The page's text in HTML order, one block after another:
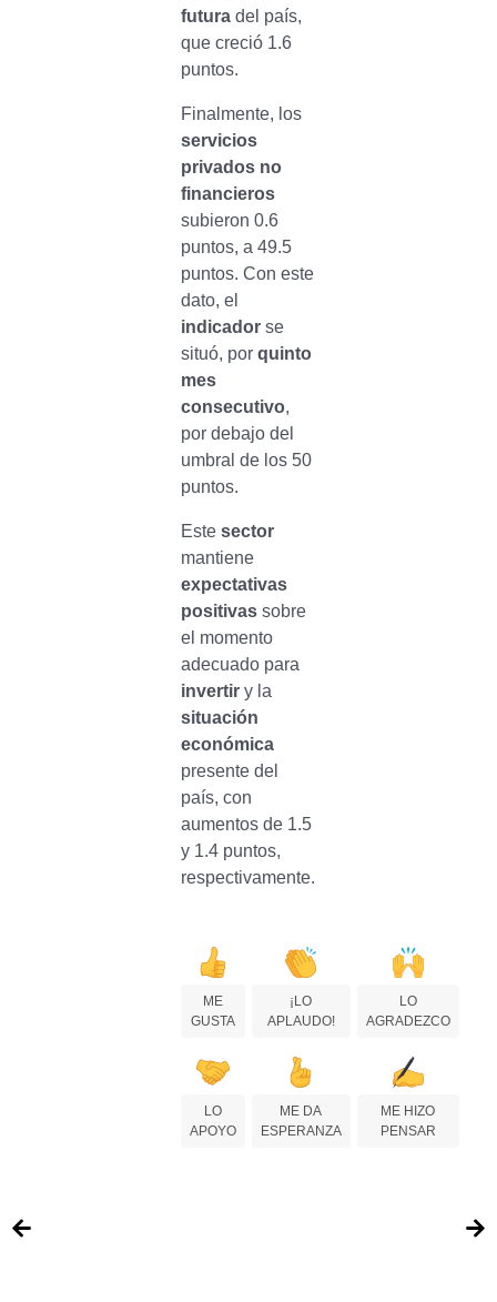
futuradel país,
que creció 1.6
puntos.
Finalmente, los
servicios
privados no
financieros
subieron 0.6
puntos, a 49.5
puntos. Con este
dato, el
indicadorse
situó, por quinto
mes
consecutivo,
por debajo del
umbral de los 50
puntos.
Este sector
mantiene
expectativas
positivassobre
el momento
adecuado para
invertiry la
situación
económica
presente del
país, con
aumentos de 1.5
y 1.4 puntos,
respectivamente.
ME
GUSTA
¡LO
APLAUDO!
LO
AGRADEZCO
LO
APOYO
ME DA
ESPERANZA
ME HIZO
PENSAR